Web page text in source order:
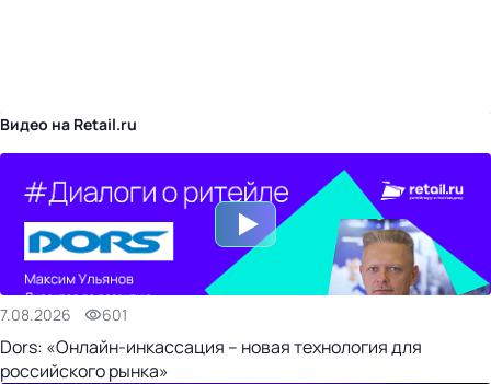
Видео на Retail.ru
7.08.2026 601
Dors: «Онлайн-инкассация – новая технология для
российского рынка»